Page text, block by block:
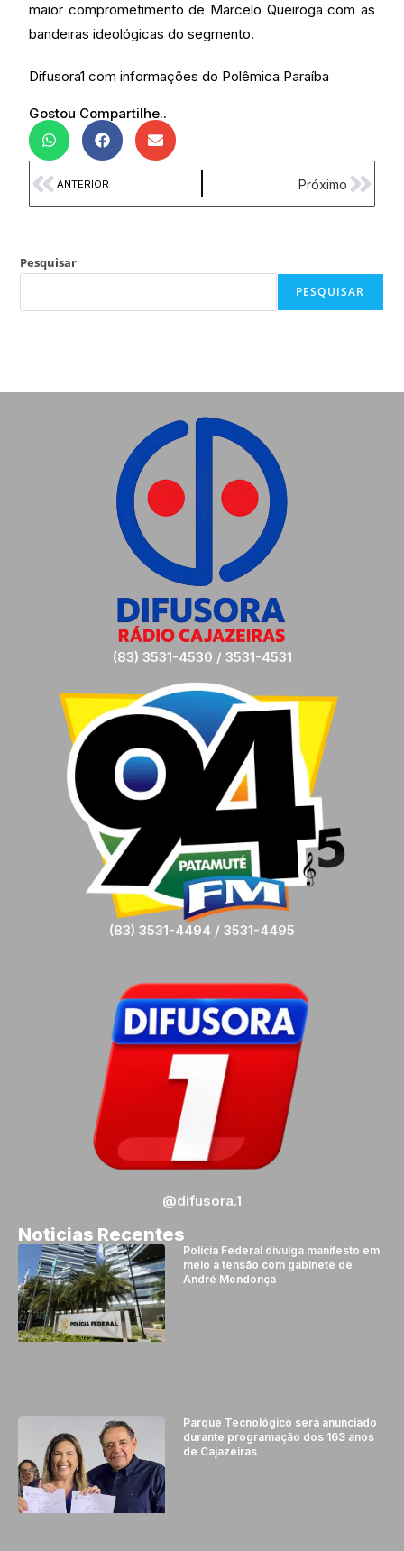
maior comprometimento de Marcelo Queiroga com as
bandeiras ideológicas do segmento.
Difusora1 com informações do Polêmica Paraíba
Gostou Compartilhe..
ANTERIOR Próximo
Pesquisar
PESQUISAR
(83) 3531-4530 / 3531-4531
(83) 3531-4494 / 3531-4495
@difusora.1
Noticias Recentes
Polícia Federal divulga manifesto em
meio a tensão com gabinete de
André Mendonça
Parque Tecnológico será anunciado
durante programação dos 163 anos
de Cajazeiras